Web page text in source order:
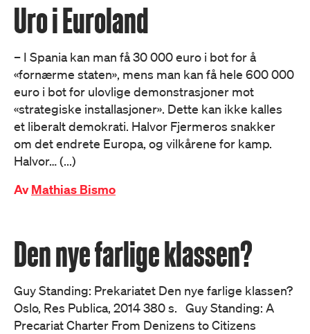
Uro i Euroland
– I Spania kan man få 30 000 euro i bot for å
«fornærme staten», mens man kan få hele 600 000
euro i bot for ulovlige demonstrasjoner mot
«strategiske installasjoner». Dette kan ikke kalles
et liberalt demokrati. Halvor Fjermeros snakker
om det endrete Europa, og vilkårene for kamp.
Halvor… (...)
AvMathias Bismo
Den nye farlige klassen?
Guy Standing: Prekariatet Den nye farlige klassen?
Oslo, Res Publica, 2014 380 s. Guy Standing: A
Precariat Charter From Denizens to Citizens